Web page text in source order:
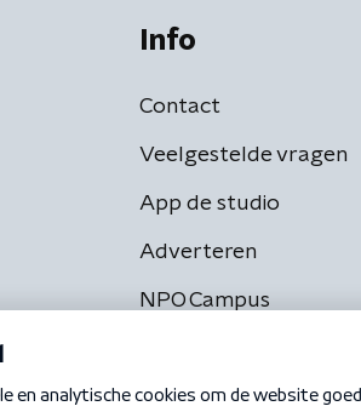
Info
Contact
Veelgestelde vragen
App de studio
Adverteren
NPO Campus